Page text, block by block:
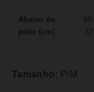
Abaixo do
peito (cm)
69-
72
Tamanho: P/M